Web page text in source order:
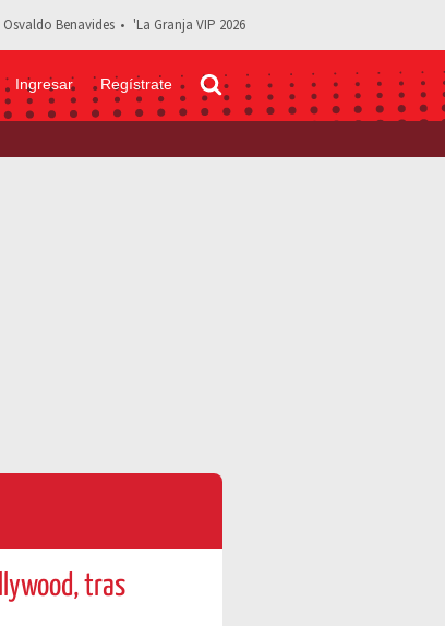
Benavides 'La Granja VIP 2026
Ingresar Regístrate
tras